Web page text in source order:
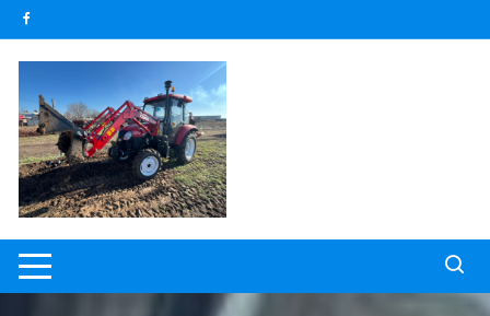
Skip
to
content